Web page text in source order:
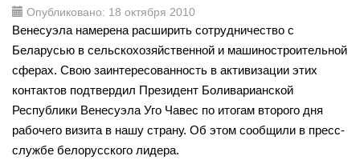
Опубликовано: 18 октября 2010
Венесуэла намерена расширить сотрудничество с
Беларусью в сельскохозяйственной и машиностроительной
сферах. Свою заинтересованность в активизации этих
контактов подтвердил Президент Боливарианской
Республики Венесуэла Уго Чавес по итогам второго дня
рабочего визита в нашу страну. Об этом сообщили в пресс-
службе белорусского лидера.